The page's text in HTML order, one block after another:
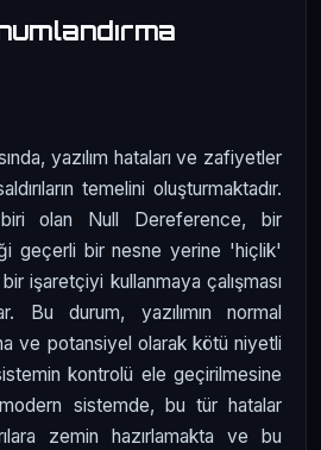
yazılım hataları ve zafiyetler
temelini oluşturmaktadır.
olan Null Dereference, bir
geçerli bir nesne yerine 'hiçlik'
işaretçiyi kullanmaya çalışması
Bu durum, yazılımın normal
ve potansiyel olarak kötü niyetli
kontrolü ele geçirilmesine
sistemde, bu tür hatalar
zemin hazırlamakta ve bu